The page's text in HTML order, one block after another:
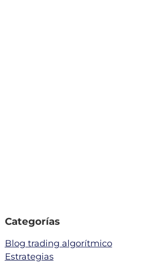
Categorías
Blog trading algorítmico
Estrategias